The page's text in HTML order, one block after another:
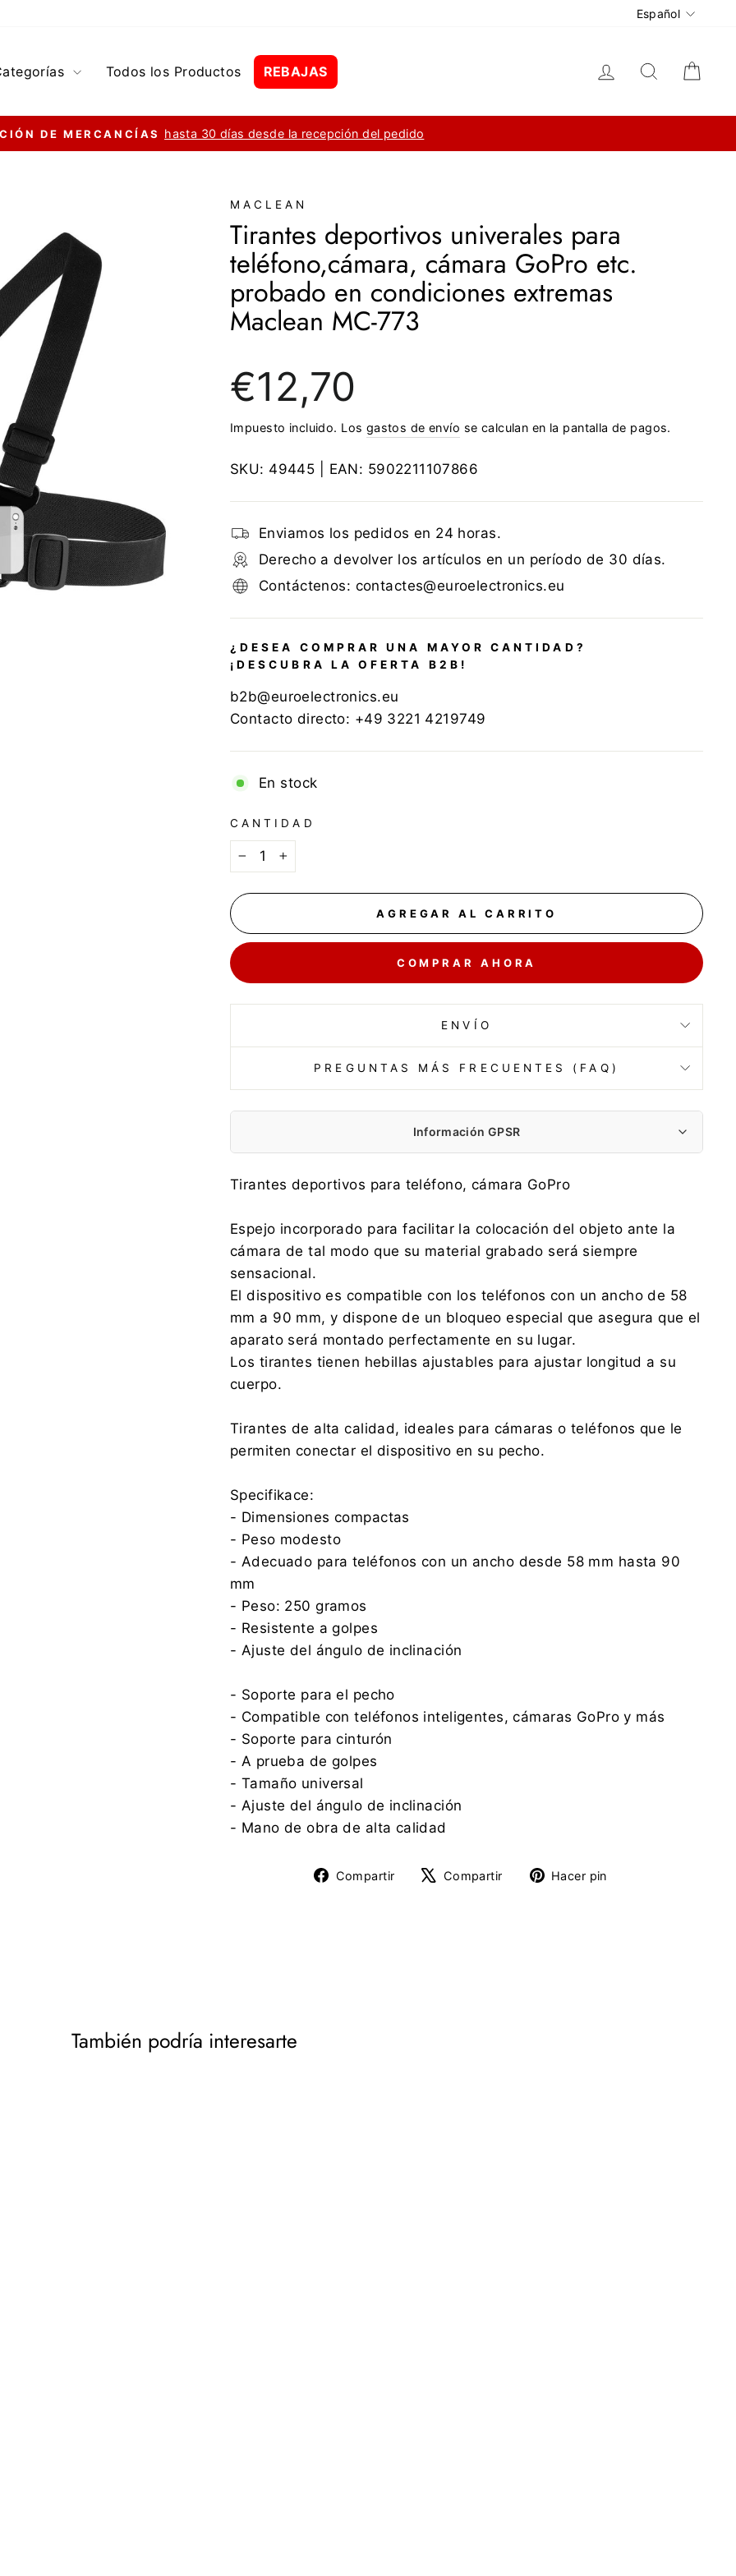
Idioma
Español
Todos los Productos REBAJAS Ingresar Buscar
diapositivas
DE MERCANCÍAS hasta 30 días desde la recepción del pedido
MACLEAN
Tirantes deportivos univerales para
teléfono,cámara, cámara GoPro etc.
probado en condiciones extremas
Maclean MC-773
regular
€12,70
Impuesto incluido. Los gastos de envío se calculan en la pantalla de pagos.
SKU: 49445 | EAN: 5902211107866
Enviamos los pedidos en 24 horas.
Derecho a devolver los artículos en un período de 30 días.
Contáctenos: contactes@euroelectronics.eu
¿DESEA COMPRAR UNA MAYOR CANTIDAD?
¡DESCUBRA LA OFERTA B2B!
b2b@euroelectronics.eu
Contacto directo: +49 3221 4219749
En stock
CANTIDAD
AGREGAR AL CARRITO
COMPRAR AHORA
ENVÍO
PREGUNTAS MÁS FRECUENTES (FAQ)
Información GPSR
Fabricante:
Centrumelektroniki.EU Sp. z o.o.
Korfantego 7, 42-600 Tarnowskie Góry
+48 32 284 72 22
Importador:
Centrumelektroniki.EU Sp. z o.o.
contact@centrumelektroniki.pl
+48 32 284 72 22
Tirantes deportivos para teléfono, cámara GoPro
Espejo incorporado para facilitar la colocación del objeto ante la
cámara de tal modo que su material grabado será siempre
sensacional.
El dispositivo es compatible con los teléfonos con un ancho de 58
mm a 90 mm, y dispone de un bloqueo especial que asegura que el
aparato será montado perfectamente en su lugar.
Los tirantes tienen hebillas ajustables para ajustar longitud a su
cuerpo.
Tirantes de alta calidad, ideales para cámaras o teléfonos que le
permiten conectar el dispositivo en su pecho.
Specifikace:
- Dimensiones compactas
- Peso modesto
- Adecuado para teléfonos con un ancho desde 58 mm hasta 90
mm
- Peso: 250 gramos
- Resistente a golpes
- Ajuste del ángulo de inclinación
- Soporte para el pecho
- Compatible con teléfonos inteligentes, cámaras GoPro y más
- Soporte para cinturón
- A prueba de golpes
- Tamaño universal
- Ajuste del ángulo de inclinación
- Mano de obra de alta calidad
Compartir
Compartir
Compartir
TuitearHacer pin
También podría interesarte